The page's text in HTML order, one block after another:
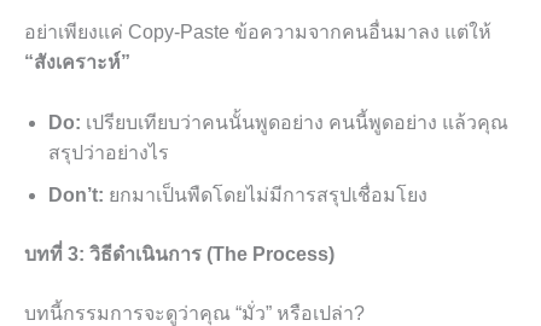
อย่าเพียงแค่ Copy-Paste ข้อความจากคนอื่นมาลง แต่ให้
“สังเคราะห์”
Do: เปรียบเทียบว่าคนนั้นพูดอย่าง คนนี้พูดอย่าง แล้วคุณ
สรุปว่าอย่างไร
Don’t: ยกมาเป็นพืดโดยไม่มีการสรุปเชื่อมโยง
บทที่ 3: วิธีดำเนินการ (The Process)
บทนี้กรรมการจะดูว่าคุณ “มั่ว” หรือเปล่า?